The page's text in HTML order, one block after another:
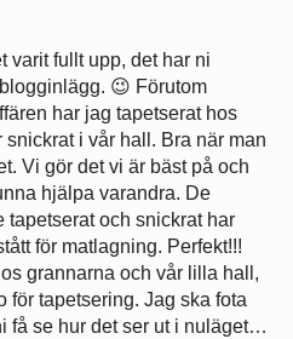
varit fullt upp, det har ni
😉 Förutom
har jag tapetserat hos
i vår hall. Bra när man
Vi gör det vi är bäst på och
hjälpa varandra. De
tapetserat och snickrat har
för matlagning. Perfekt!!!
grannarna och vår lilla hall,
för tapetsering. Jag ska fota
få se hur det ser ut i nuläget…